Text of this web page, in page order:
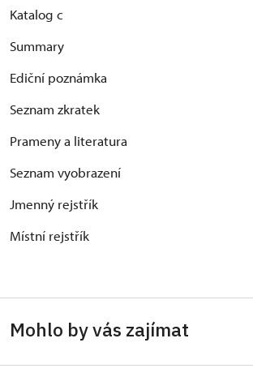
Katalog c
Summary
Ediční poznámka
Seznam zkratek
Prameny a literatura
Seznam vyobrazení
Jmenný rejstřík
Místní rejstřík
Mohlo by vás zajímat